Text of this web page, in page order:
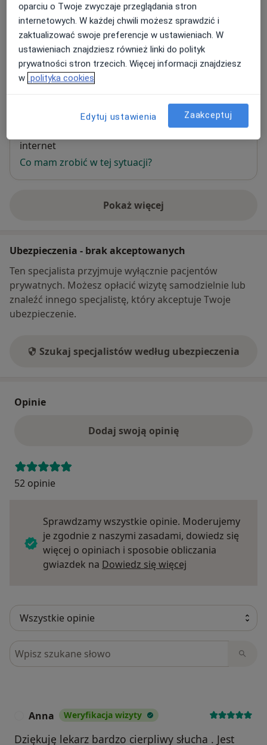
Prywatna Praktyka Lekarska Artur
Dekiela
Sikorskiego 126/128, Częstochówka - Parkitka
200 Częstochowa
otwiera się w nowej karcie
W tym gabinecie nie można umawiać wizyt przez
internet
Co mam zrobić w tej sytuacji?
Pokaż więcej
o adresie
Ubezpieczenia - brak akceptowanych
Ten specjalista przyjmuje wyłącznie pacjentów
prywatnych. Możesz opłacić wizytę samodzielnie lub
znaleźć innego specjalistę, który akceptuje Twoje
ubezpieczenie.
Szukaj specjalistów według ubezpieczenia
Opinie
Dodaj swoją opinię
52 opinie
Sprawdzamy wszystkie opinie. Moderujemy
je zgodnie z naszymi zasadami, dowiedz się
więcej o opiniach i sposobie obliczania
gwiazdek na Dowiedz się więcej
Szukaj w opiniach
Anna Weryfikacja wizyty
Dziękuję lekarz bardzo cierpliwy słucha . Jest
oparciu o Twoje zwyczaje przeglądania stron
internetowych. W każdej chwili możesz sprawdzić i
zaktualizować swoje preferencje w ustawieniach. W
ustawieniach znajdziesz również linki do polityk
prywatności stron trzecich. Więcej informacji znajdziesz
w polityka cookies
Edytuj ustawienia Zaakceptuj